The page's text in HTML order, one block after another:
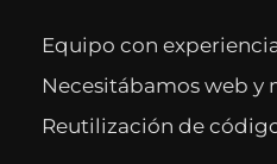
Equipo con
Necesitábamos web y
Reutilización de